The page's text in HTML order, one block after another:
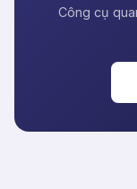
Công cụ